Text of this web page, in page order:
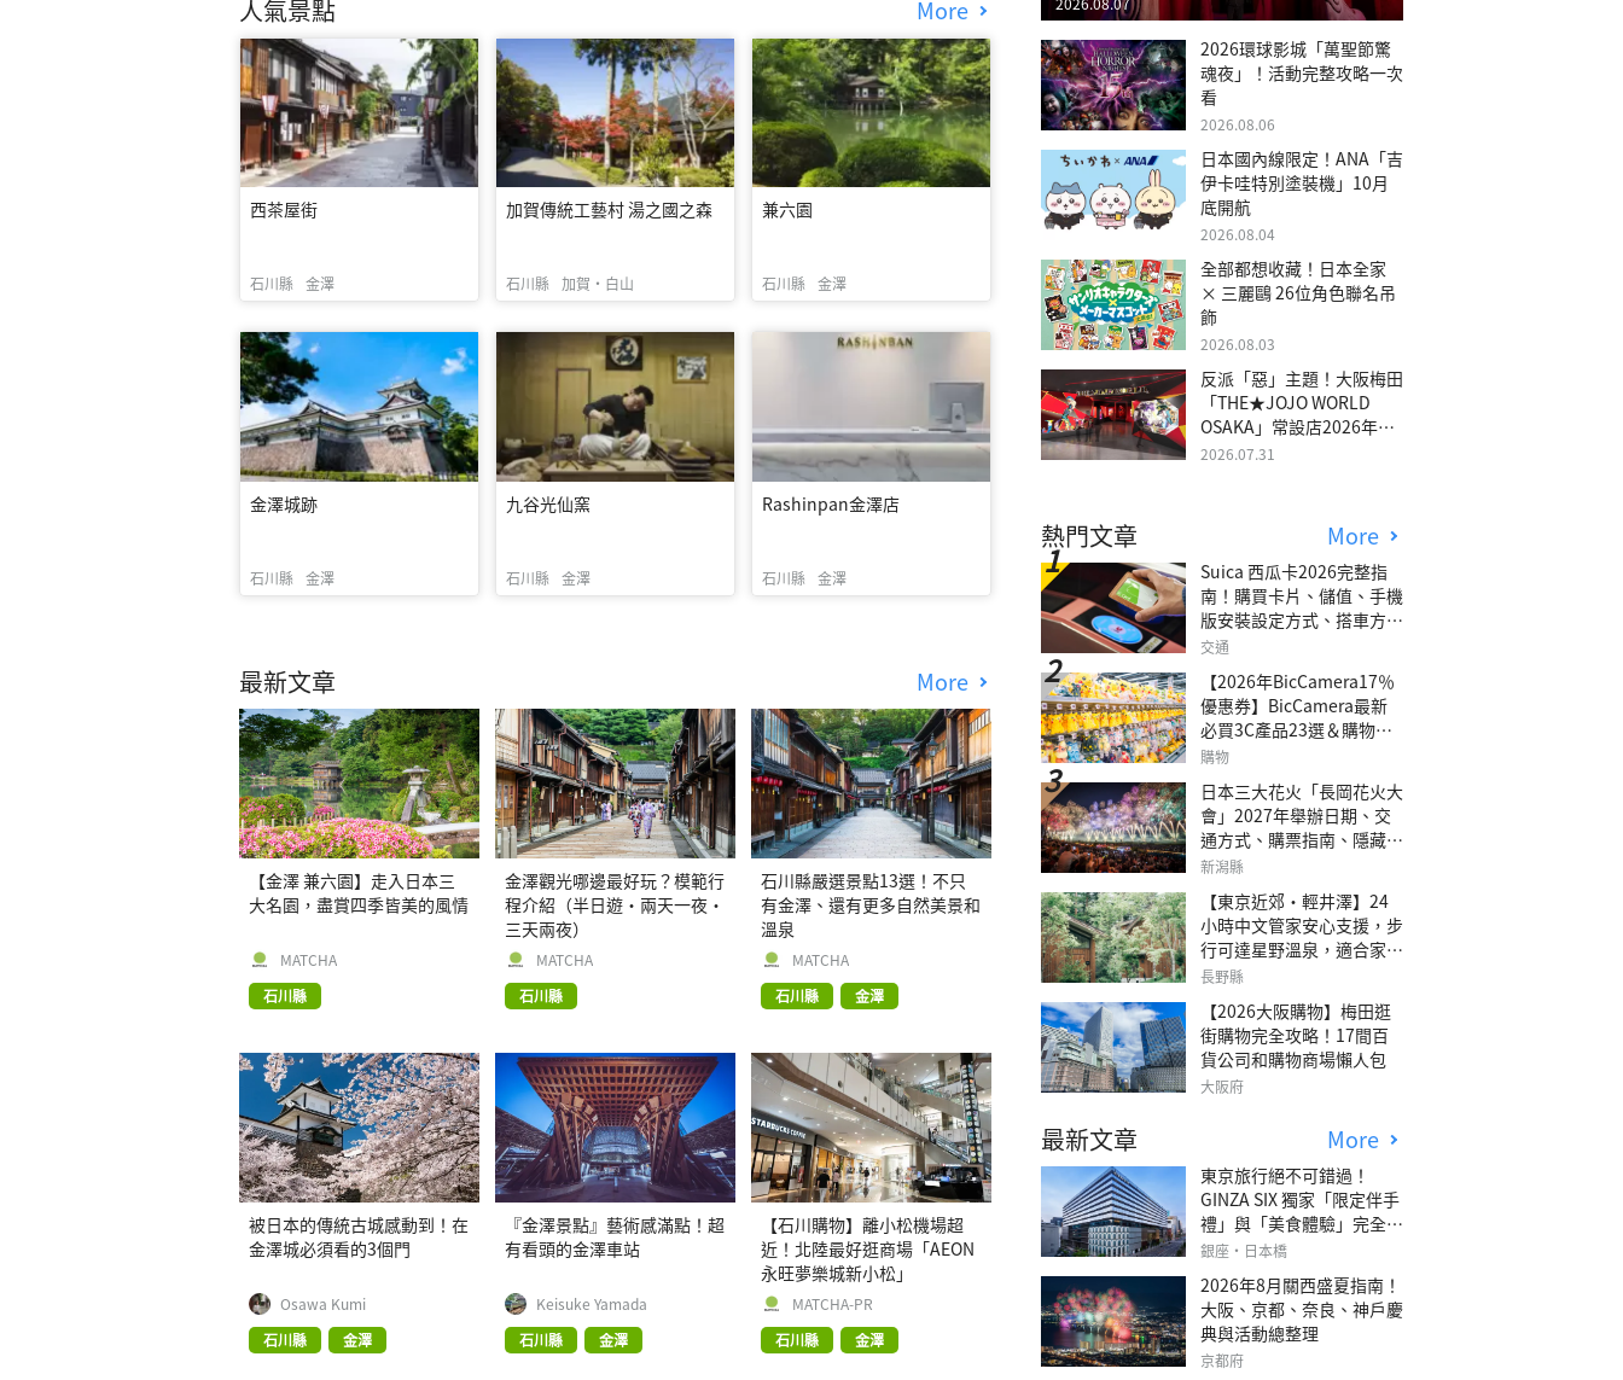
人氣景點 More
西茶屋街
石川縣 金澤
加賀傳統工藝村 湯之國之森
石川縣 加賀・白山
兼六園
石川縣 金澤
金澤城跡
石川縣 金澤
九谷光仙窯
石川縣 金澤
Rashinpan金澤店
石川縣 金澤
最新文章 More
【金澤 兼六園】走入日本三
大名園，盡賞四季皆美的風情
MATCHA
石川縣
金澤觀光哪邊最好玩？模範行
程介紹（半日遊・兩天一夜・
三天兩夜）
MATCHA
石川縣
石川縣嚴選景點13選！不只
有金澤、還有更多自然美景和
溫泉
MATCHA
石川縣
金澤
被日本的傳統古城感動到！在
金澤城必須看的3個門
Osawa Kumi
石川縣
金澤
『金澤景點』藝術感滿點！超
有看頭的金澤車站
Keisuke Yamada
石川縣
金澤
【石川購物】離小松機場超
近！北陸最好逛商場「AEON
永旺夢樂城新小松」
MATCHA-PR
石川縣
金澤
2026環球影城「萬聖節驚
魂夜」！活動完整攻略一次
看
2026.08.06
日本國內線限定！ANA「吉
伊卡哇特別塗裝機」10月
底開航
2026.08.04
全部都想收藏！日本全家
× 三麗鷗 26位角色聯名吊
飾
2026.08.03
反派「惡」主題！大阪梅田
「THE★JOJO WORLD
OSAKA」常設店2026年冬
季開幕
2026.07.31
熱門文章 More
Suica 西瓜卡2026完整指
南！購買卡片、儲值、手機
版安裝設定方式、搭車方
法、常見問題解答！
交通
【2026年BicCamera17％
優惠券】BicCamera最新
必買3C產品23選＆購物攻
略
購物
日本三大花火「長岡花火大
會」2027年舉辦日期、交
通方式、購票指南、隱藏欣
賞地點
新潟縣
【東京近郊・輕井澤】24
小時中文管家安心支援，步
行可達星野溫泉，適合家庭
旅行、三代同遊與紀念日的
澤森四季VILLA」
長野縣
【2026大阪購物】梅田逛
街購物完全攻略！17間百
貨公司和購物商場懶人包
大阪府
最新文章 More
東京旅行絕不可錯過！
GINZA SIX 獨家「限定伴手
禮」與「美食體驗」完全指
南
銀座・日本橋
2026年8月關西盛夏指南！
大阪、京都、奈良、神戶慶
典與活動總整理
京都府